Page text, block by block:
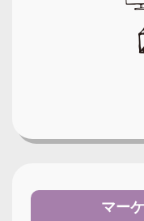
マー